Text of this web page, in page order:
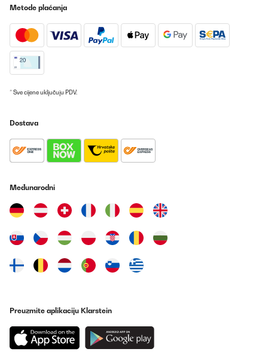
Metode plaćanja
* Sve cijene uključuju PDV.
Dostava
Međunarodni
Preuzmite aplikaciju Klarstein